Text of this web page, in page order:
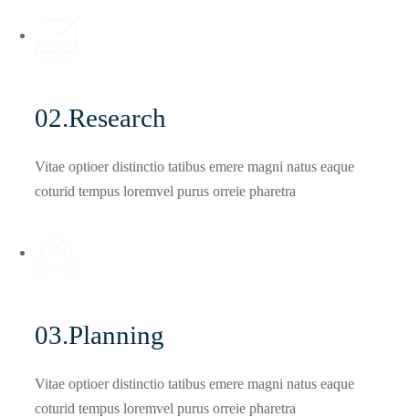
02.Research
Vitae optioer distinctio tatibus emere magni natus eaque
coturid tempus loremvel purus orreie pharetra
03.Planning
Vitae optioer distinctio tatibus emere magni natus eaque
coturid tempus loremvel purus orreie pharetra